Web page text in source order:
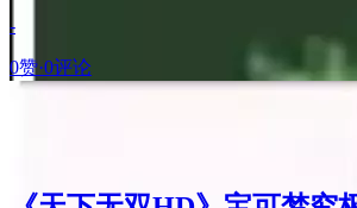
-
0赞·0评论